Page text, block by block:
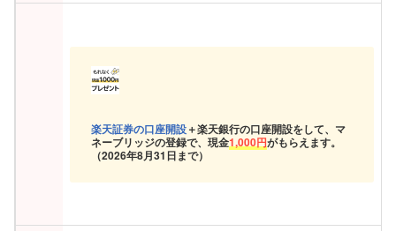
楽天証券の口座開設＋楽天銀行の口座開設をして、マ
ネーブリッジの登録で、現金1,000円がもらえます。
（2026年8月31日まで）